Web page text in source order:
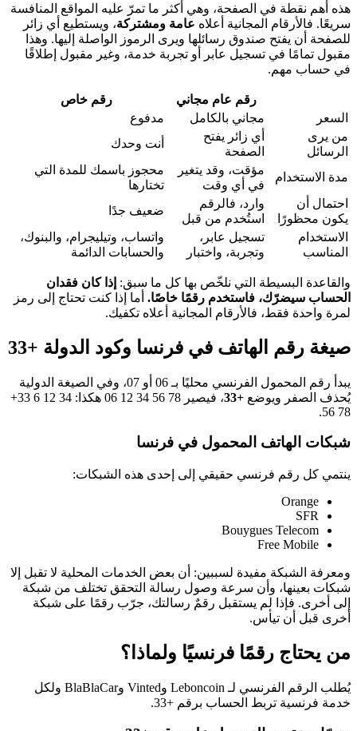
هذه أهم نقطة في الصفحة، وهي أكثر ما تمرّ عليه المواقع المنافسة
سريعًا. فالأرقام المجانية أعلاه عامة ومشتركة، ويستطيع أي زائر
للصفحة أن يفتح صندوق رسائلها ويرى الرموز الواصلة إليها. وهذا
مقبول تمامًا في تسجيل عابر أو تجربة خدمة، وغير مقبول إطلاقًا
في حساب مهم.
رقم عام مجاني
رقم خاص
السعر
مجاني بالكامل
مدفوع
من يرى
الرسائل
أي زائر يفتح
الصفحة
أنت وحدك
مدة الاستخدام
مؤقت، وقد يتغير
في أي وقت
محجوز باسمك للمدة التي
تختارها
احتمال أن
يكون محظورًا
وارد، فالرقم
استُخدم من قبل
ضعيف جدًا
الاستخدام
المناسب
تسجيل عابر،
وتجربة، واختبار
واتساب، وتيليجرام، والبنوك،
والحسابات الدائمة
والقاعدة البسيطة التي نلخّص بها كل ما سبق: إذا كان فقدان
الحساب سيضرّك، فاستخدم رقمًا خاصًا. أما إذا كنت تحتاج إلى رمز
لمرة واحدة فقط، فالأرقام المجانية أعلاه تكفيك.
صيغة رقم الهاتف في فرنسا وكود الدولة +33
يبدأ رقم المحمول الفرنسي محليًا بـ 06 أو 07، وفي الصيغة الدولية
يُحذف الصفر ويوضع +33 ، فيصير 06 12 34 56 78 هكذا: +33 6 12 34
56 78
.
شبكات الهاتف المحمول في فرنسا
ينتمي كل رقم فرنسي حقيقي إلى إحدى هذه الشبكات:
Orange
SFR
Bouygues Telecom
Free Mobile
ومعرفة الشبكة مفيدة لسببين: أن بعض الخدمات المحلية لا تقبل إلا
شبكات بعينها، وأن سرعة وصول رسالة التحقق تختلف من شبكة
إلى أخرى. فإذا لم يستقبل رقمٌ رسالتك، جرّب رقمًا على شبكة
أخرى قبل أن تيأس.
من يحتاج رقمًا فرنسيًا ولماذا؟
يُطلب الرقم الفرنسي لـ Leboncoin وVinted وBlaBlaCar ولكل
خدمة فرنسية تربط الحساب برقم +33.